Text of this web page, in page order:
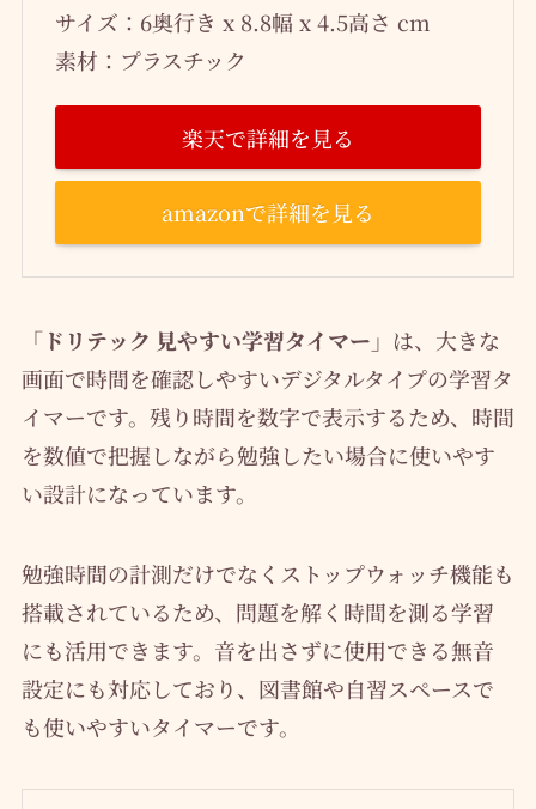
サイズ：6奥行き x 8.8幅 x 4.5高さ cm
素材：プラスチック
楽天で詳細を見る
amazonで詳細を見る
「ドリテック 見やすい学習タイマー」 は、大きな
画面で時間を確認しやすいデジタルタイプの学習タ
イマーです。残り時間を数字で表示するため、時間
を数値で把握しながら勉強したい場合に使いやす
い設計になっています。
勉強時間の計測だけでなくストップウォッチ機能も
搭載されているため、問題を解く時間を測る学習
にも活用できます。音を出さずに使用できる無音
設定にも対応しており、図書館や自習スペースで
も使いやすいタイマーです。